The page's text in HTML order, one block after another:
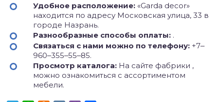
Удобное расположение: «Garda decor»
находится по адресу Московская улица, 33 в
городе Назрань.
Разнообразные способы оплаты: .
Связаться с нами можно по телефону: +7‒
960‒355‒55‒85.
Просмотр каталога: На сайте фабрики ,
можно ознакомиться с ассортиментом
мебели.